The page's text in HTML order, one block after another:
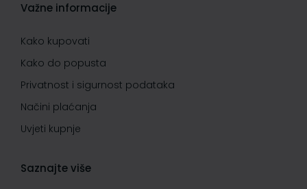
Važne informacije
Kako kupovati
Kako do popusta
Privatnost i sigurnost podataka
Načini plaćanja
Uvjeti kupnje
Saznajte više